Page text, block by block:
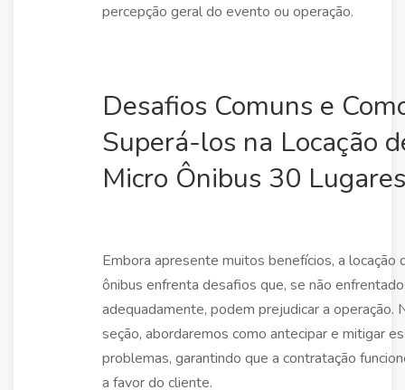
percepção geral do evento ou operação.
Desafios Comuns e
Superá-los na Locação
Micro Ônibus 30 Lugares
Embora apresente muitos benefícios, a locação
ônibus enfrenta desafios que, se não
adequadamente, podem prejudicar a operação.
seção, abordaremos como antecipar e mitigar
problemas, garantindo que a contratação
a favor do cliente.